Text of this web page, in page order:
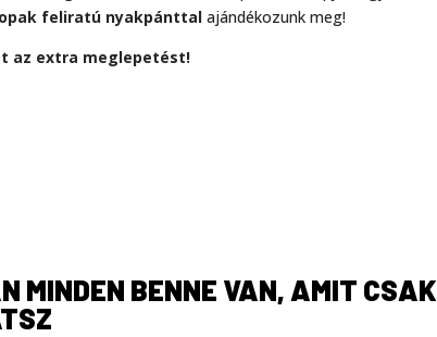
feliratú nyakpánttal ajándékozunk meg!
az extra meglepetést!
MINDEN BENNE VAN, AMIT CSAK